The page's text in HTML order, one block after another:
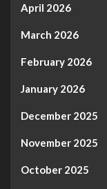
April 2026
March 2026
February 2026
January 2026
December 2025
November 2025
October 2025